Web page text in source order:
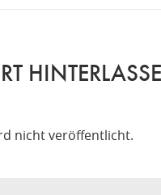
nicht veröffentlicht.